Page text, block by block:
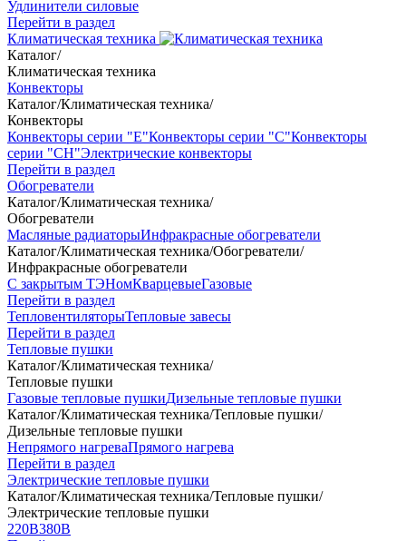
Удлинители силовые
Перейти в раздел
Климатическая техника
Каталог/
Климатическая техника
Конвекторы
Каталог/Климатическая техника/
Конвекторы
Конвекторы серии "Е"Конвекторы серии "С"Конвекторы
серии "СН"Электрические конвекторы
Перейти в раздел
Обогреватели
Каталог/Климатическая техника/
Обогреватели
Масляные радиаторыИнфракрасные обогреватели
Каталог/Климатическая техника/Обогреватели/
Инфракрасные обогреватели
С закрытым ТЭНомКварцевыеГазовые
Перейти в раздел
ТепловентиляторыТепловые завесы
Перейти в раздел
Тепловые пушки
Каталог/Климатическая техника/
Тепловые пушки
Газовые тепловые пушкиДизельные тепловые пушки
Каталог/Климатическая техника/Тепловые пушки/
Дизельные тепловые пушки
Непрямого нагреваПрямого нагрева
Перейти в раздел
Электрические тепловые пушки
Каталог/Климатическая техника/Тепловые пушки/
Электрические тепловые пушки
220В380В